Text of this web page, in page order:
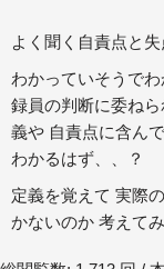
よく聞く自責点と失
わかっていそうで
録員の判断に委ね
義や 自責点に含ん
わかるはず、、？
定義を覚えて 実際
かないのか 考えてみ